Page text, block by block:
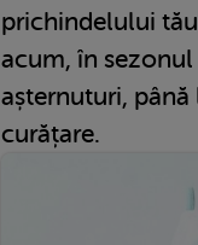
prichindelului
acum, în
așternuturi, până
curățare.